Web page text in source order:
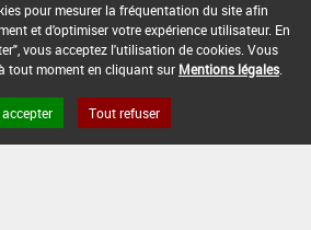
pour mesurer la fréquentation du site afin
et d'optimiser votre expérience utilisateur. En
vous acceptez l'utilisation de cookies. Vous
tout moment en cliquant sur Mentions légales
Tout refuser